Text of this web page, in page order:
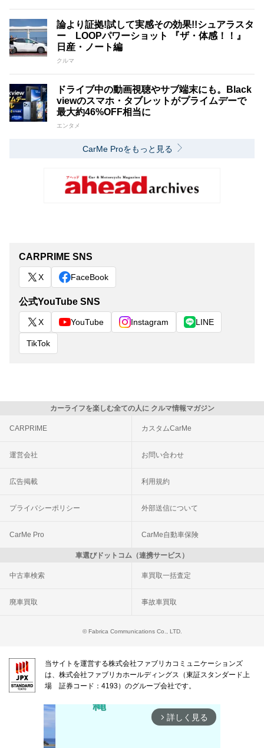
論より証拠!試して実感その効果!!シュアラスタ
ー LOOPパワーショット 『ザ・体感！！』
日産・ノート編
クルマ
ドライブ中の動画視聴やサブ端末にも。Black
viewのスマホ・タブレットがプライムデーで
最大約46%OFF相当に
エンタメ
CarMe Proをもっと見る
CARPRIME SNS
X FaceBook
公式YouTube SNS
X YouTube Instagram LINE
TikTok
カーライフを楽しむ全ての人に クルマ情報マガジン
CARPRIME カスタムCarMe
運営会社 お問い合わせ
広告掲載 利用規約
プライバシーポリシー 外部送信について
CarMe Pro CarMe自動車保険
車選びドットコム（連携サービス）
中古車検索 車買取一括査定
廃車買取 事故車買取
© Fabrica Communications Co., LTD.
当サイトを運営する株式会社ファブリカコミュニケーションズ
は、株式会社ファブリカホールディングス（東証スタンダード上
場 証券コード：4193）のグループ会社です。
arrow_forward_ios 詳しく見る